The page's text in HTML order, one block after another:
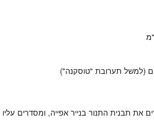
(למשל תערובת "טוסקנה")